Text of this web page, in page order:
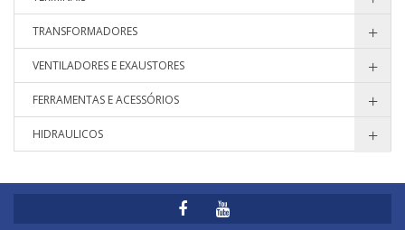
TRANSFORMADORES
VENTILADORES E EXAUSTORES
FERRAMENTAS E ACESSÓRIOS
HIDRAULICOS